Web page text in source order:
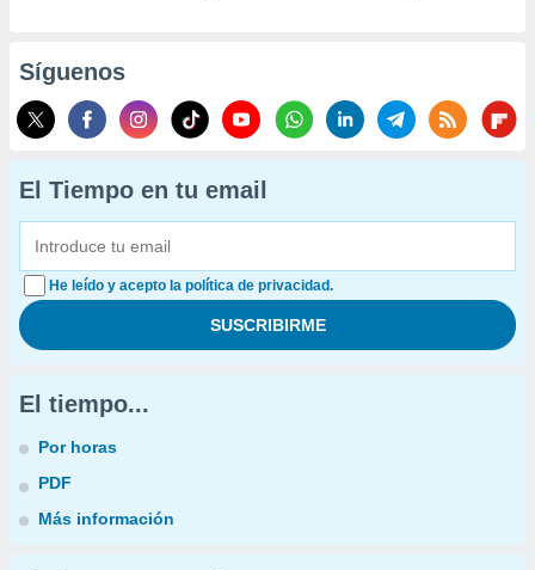
Síguenos
El Tiempo en tu email
He leído y acepto la política de privacidad.
El tiempo...
Por horas
PDF
Más información